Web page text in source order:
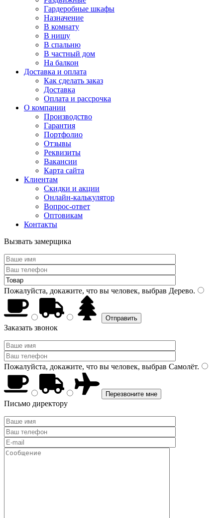
Гардеробные шкафы
Назначение
В комнату
В нишу
В спальню
В частный дом
На балкон
Доставка и оплата
Как сделать заказ
Доставка
Оплата и рассрочка
О компании
Производство
Гарантия
Портфолио
Отзывы
Реквизиты
Вакансии
Карта сайта
Клиентам
Скидки и акции
Онлайн-калькулятор
Вопрос-ответ
Оптовикам
Контакты
Вызвать замерщика
Пожалуйста, докажите, что вы человек, выбрав Дерево.
Заказать звонок
Пожалуйста, докажите, что вы человек, выбрав Самолёт.
Письмо директору